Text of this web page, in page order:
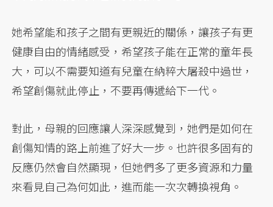
她希望能和孩子之間有更親近的關係，讓孩子有更
健康自由的情緒感受，希望孩子能在正常的童年長
大，可以不需要知道有兒童在納粹大屠殺中過世，
希望創傷就此停止，不要再傳遞給下一代。
對此，母親的回應讓人深深感覺到，她們是如何在
創傷知情的路上前進了好大一步。也許很多固有的
反應仍然會自然顯現，但她們多了更多資源和力量
來看見自己為何如此，進而能一次次轉換視角。